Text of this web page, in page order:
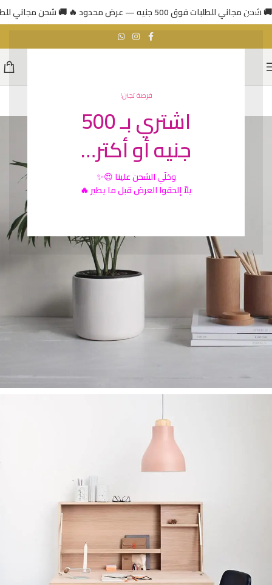
فرصة تجنن!
اشتري بـ 500
جنيه أو أكتر…
وخلّيالشحن علينا😍✨
يلاّ إلحقوا العرض قبل ما يطير 🔥
🚚 شحن مجاني للطلبات فوق 500 جنيه — عرض محدود 🔥 🚚 شحن مجاني للطلبات فوق 500